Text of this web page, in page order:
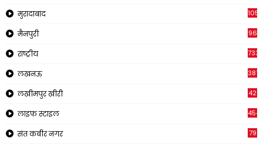
मुरादाबाद 1057
मैनपुरी 96
राष्ट्रीय 7332
लखनऊ 3816
लखीमपुर खीरी 42
लाइफ स्टाइल 454
संत कबीर नगर 79